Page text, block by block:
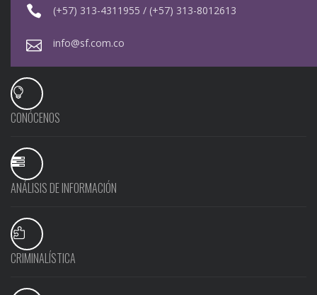
(+57) 313-4311955 / (+57) 313-8012613
info@sf.com.co
CONÓCENOS
ANÁLISIS DE INFORMACIÓN
CRIMINALÍSTICA